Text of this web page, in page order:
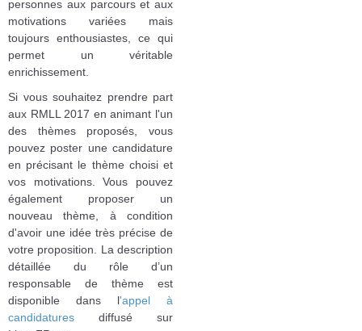
personnes aux parcours et aux
motivations variées mais
toujours enthousiastes, ce qui
permet un véritable
enrichissement.
Si vous souhaitez prendre part
aux RMLL 2017 en animant l'un
des thèmes proposés, vous
pouvez poster une candidature
en précisant le thème choisi et
vos motivations. Vous pouvez
également proposer un
nouveau thème, à condition
d'avoir une idée très précise de
votre proposition. La description
détaillée du rôle d’un
responsable de thème est
disponible dans l'appel à
candidatures diffusé sur